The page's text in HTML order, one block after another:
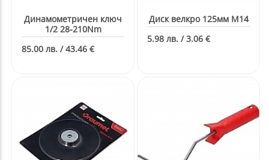
Динамометричен ключ
1/2 28-210Nm
85.00 лв. / 43.46 €
Диск велкро 125мм М14
5.98 лв. / 3.06 €